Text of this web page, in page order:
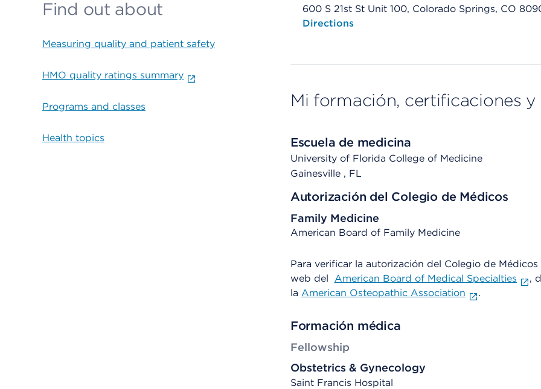
Find out about
Measuring quality and patient safety
HMO quality ratings summary
Programs and classes
Health topics
600 S 21st St Unit 100, Colorado Springs, CO
Opens native map application on mobile devices
Directions
Mi formación, certificaciones
Escuela de medicina
University of Florida College of Medicine
Gainesville , FL
Autorización del Colegio de Médicos
Family Medicine
American Board of Family Medicine
Para verificar la autorización del Colegio de
web del American Board of Medical Specialties
,
la American Osteopathic Association .
Formación médica
Fellowship
Obstetrics & Gynecology
Saint Francis Hospital